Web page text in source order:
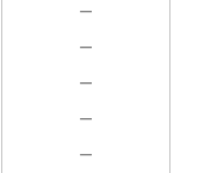
－
－
－
－
－